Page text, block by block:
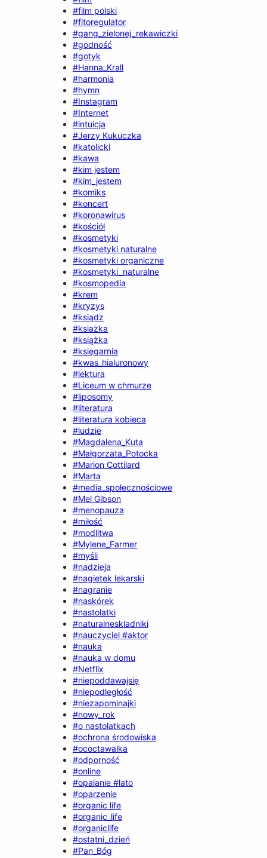
#film polski
#fitoregulator
#gang_zielonej_rekawiczki
#godność
#gotyk
#Hanna_Krall
#harmonia
#hymn
#Instagram
#Internet
#intuicja
#Jerzy Kukuczka
#katolicki
#kawa
#kim jestem
#kim_jestem
#komiks
#koncert
#koronawirus
#kościół
#kosmetyki
#kosmetyki naturalne
#kosmetyki organiczne
#kosmetyki_naturalne
#kosmopedia
#krem
#kryzys
#ksiądz
#ksiażka
#książka
#księgarnia
#kwas_hialuronowy
#lektura
#Liceum w chmurze
#liposomy
#literatura
#literatura kobieca
#ludzie
#Magdalena_Kuta
#Małgorzata_Potocka
#Marion Cottilard
#Marta
#media_społecznościowe
#Mel Gibson
#menopauza
#miłość
#modlitwa
#Mylene_Farmer
#myśli
#nadzieja
#nagietek lekarski
#nagranie
#naskórek
#nastolatki
#naturalneskladniki
#nauczyciel #aktor
#nauka
#nauka w domu
#Netflix
#niepoddawajsię
#niepodległość
#niezapominajki
#nowy_rok
#o nastolatkach
#ochrona środowiska
#ococtawalka
#odporność
#online
#opalanie #lato
#oparzenie
#organic life
#organic_life
#organiclife
#ostatni_dzień
#Pan_Bóg